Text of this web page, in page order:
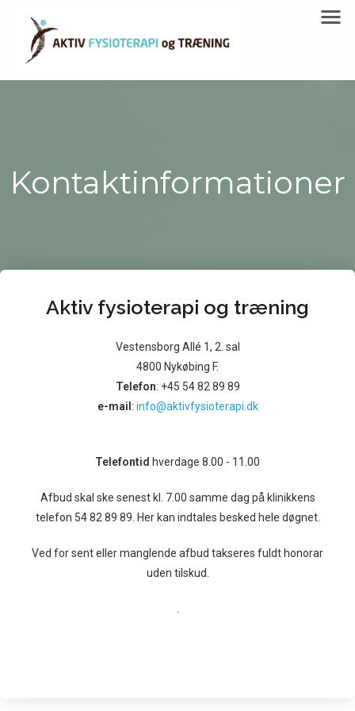
Kontaktinformationer
Aktiv fysioterapi og træning
Vestensborg Allé 1, 2. sal
4800 Nykøbing F.
Telefon: +45 54 82 89 89
e-mail : info@aktivfysioterapi.dk
Telefontid hverdage 8.00 - 11.00
Afbud skal ske senest kl. 7.00 samme dag på klinikkens
telefon 54 82 89 89. Her kan indtales besked hele døgnet.
Ved for sent eller manglende afbud takseres fuldt honorar
uden tilskud.
.